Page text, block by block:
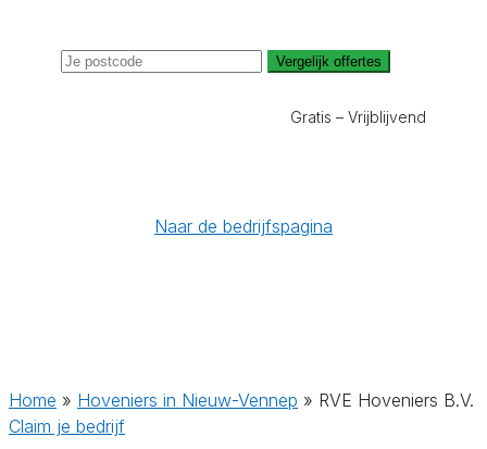
Vergelijk offertes
Gratis – Vrijblijvend
Naar de bedrijfspagina
Home » Hoveniers in Nieuw-Vennep » RVE Hoveniers B.V.
Claim je bedrijf